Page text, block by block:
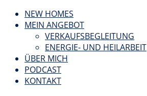
NEW HOMES
MEIN ANGEBOT
VERKAUFSBEGLEITUNG
ENERGIE- UND HEILARBEIT
ÜBER MICH
PODCAST
KONTAKT